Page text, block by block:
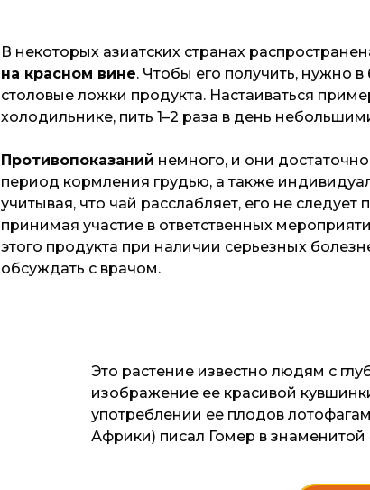
В некоторых азиатских странах
на красном вине. Чтобы его получить, нужно
столовые ложки продукта. Настаиваться
холодильнике, пить 1–2 раза в день
Противопоказаний немного, и они
период кормления грудью, а также
учитывая, что чай расслабляет, его не
принимая участие в ответственных
этого продукта при наличии серьезных
обсуждать с врачом.
Это растение известно людям с
изображение ее красивой
употреблении ее плодов
Африки) писал Гомер в знаменитой